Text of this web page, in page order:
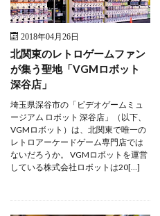
2018年04月26日
北関東のレトロゲームファン
が集う聖地「VGMロボット
深谷店」
埼玉県深谷市の「ビデオゲームミュ
ージアム ロボット 深谷店」（以下、
VGMロボット）は、北関東で唯一の
レトロアーケードゲーム専門店では
ないだろうか。 VGMロボットを運営
している株式会社ロボットは20[…]